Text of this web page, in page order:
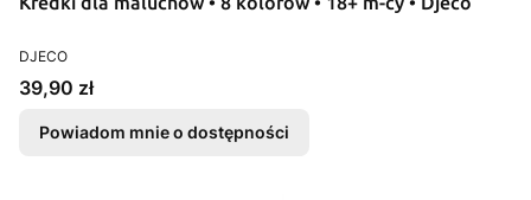
PRODUCENT
DJECO
Cena
39,90 zł
Powiadom mnie o dostępności